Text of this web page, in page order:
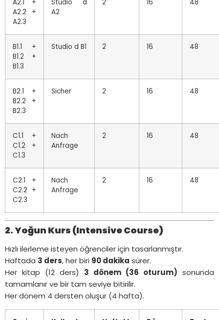
A2.1 +
A2.2 +
A2.3
Studio d
A2
2 16 48
B1.1 +
B1.2 +
B1.3
Studio d B1 2 16 48
B2.1 +
B2.2 +
B2.3
Sicher 2 16 48
C1.1 +
C1.2 +
C1.3
Nach
Anfrage
2 16 48
C2.1 +
C2.2 +
C2.3
Nach
Anfrage
2 16 48
2. Yoğun Kurs (Intensive Course)
Hızlı ilerleme isteyen öğrenciler için tasarlanmıştır.
Haftada 3 ders, her biri 90 dakika sürer.
Her kitap (12 ders) 3 dönem (36 oturum) sonunda
tamamlanır ve bir tam seviye bitirilir.
Her dönem 4 dersten oluşur (4 hafta).